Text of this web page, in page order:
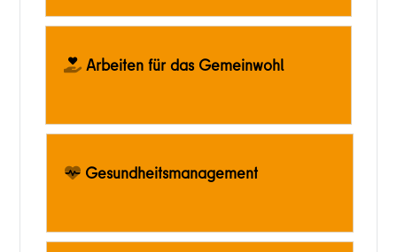
Arbeiten für das Gemeinwohl
Gesundheitsmanagement